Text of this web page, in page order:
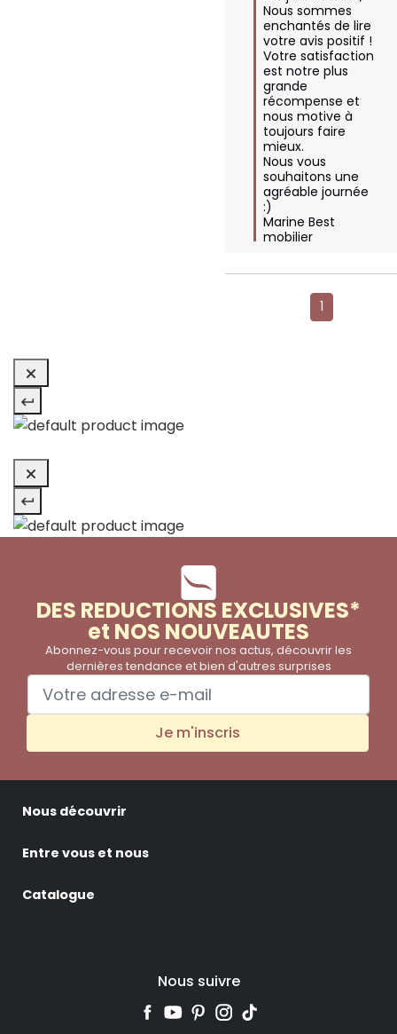
Nous sommes
enchantés de lire
votre avis positif !
Votre satisfaction
est notre plus
grande
récompense et
nous motive à
toujours faire
mieux.
Nous vous
souhaitons une
agréable journée
:)
Marine Best
mobilier
1
DES REDUCTIONS EXCLUSIVES*
et NOS NOUVEAUTES
Abonnez-vous pour recevoir nos actus, découvrir les
dernières tendance et bien d'autres surprises
Je m'inscris
Nous découvrir
Entre vous et nous
Catalogue
Nous suivre